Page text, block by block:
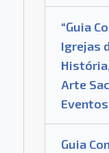
“Guia
Igrejas
Arte
Guia